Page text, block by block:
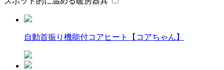
自動首振り機能付コアヒート【コアちゃん】